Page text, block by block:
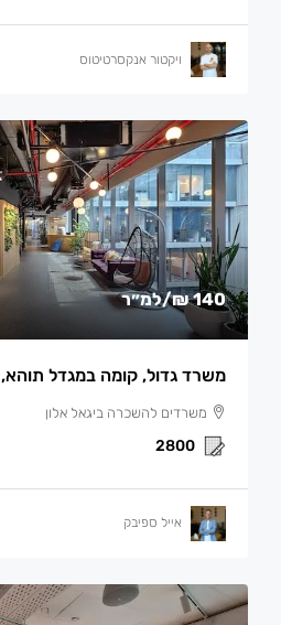
ויקטור אנקסרטיטוס
140 ₪ /למ״ר
משרד גדול, קומה במגדל תוהא, 2800 מ״ר
משרדים להשכרה ביגאל אלון
2800
אייל ספיבק